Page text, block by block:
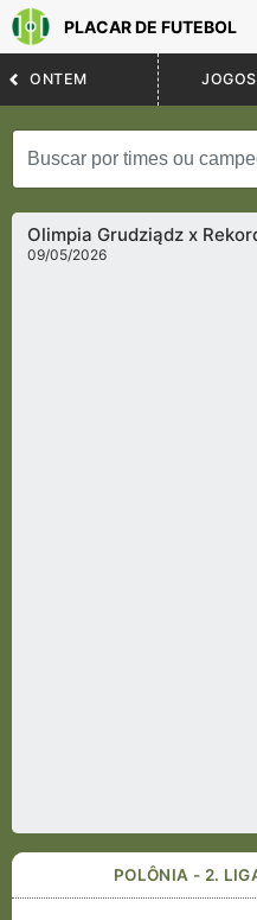
PLACAR DE FUTEBOL
ONTEM
Olimpia Grudziądz x
09/05/2026
POLÔNIA - 2.